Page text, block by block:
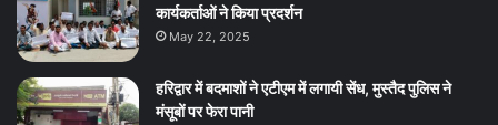
कार्यकर्ताओं ने किया प्रदर्शन
May 22, 2025
हरिद्वार में बदमाशों ने एटीएम में लगायी सेंध, मुस्तैद पुलिस ने
मंसूबों पर फेरा पानी